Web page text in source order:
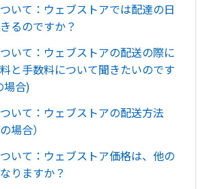
いて：ウェブストアでは配達の日
るのですか？
いて：ウェブストアの配送の際に
と手数料について聞きたいのです
場合)
いて：ウェブストアの配送方法
場合）
いて：ウェブストア価格は、他の
りますか？